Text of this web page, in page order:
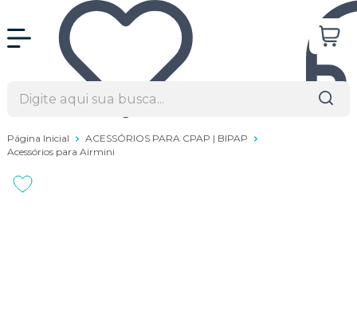
Página Inicial
ACESSÓRIOS PARA CPAP | BIPAP
Acessórios para Airmini